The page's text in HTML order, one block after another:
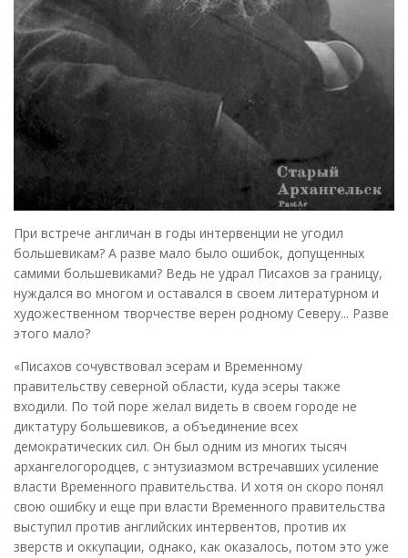
При встрече англичан в годы интервенции не угодил
большевикам? А разве мало было ошибок, допущенных
самими большевиками? Ведь не удрал Писахов за границу,
нуждался во многом и оставался в своем литературном и
художественном творчестве верен родному Северу... Разве
этого мало?
«Писахов сочувствовал эсерам и Временному
правительству северной области, куда эсеры также
входили. По той поре желал видеть в своем городе не
диктатуру большевиков, а объединение всех
демократических сил. Он был одним из многих тысяч
архангелогородцев, с энтузиазмом встречавших усиление
власти Временного правительства. И хотя он скоро понял
свою ошибку и еще при власти Временного правительства
выступил против английских интервентов, против их
зверств и оккупации, однако, как оказалось, потом это уже